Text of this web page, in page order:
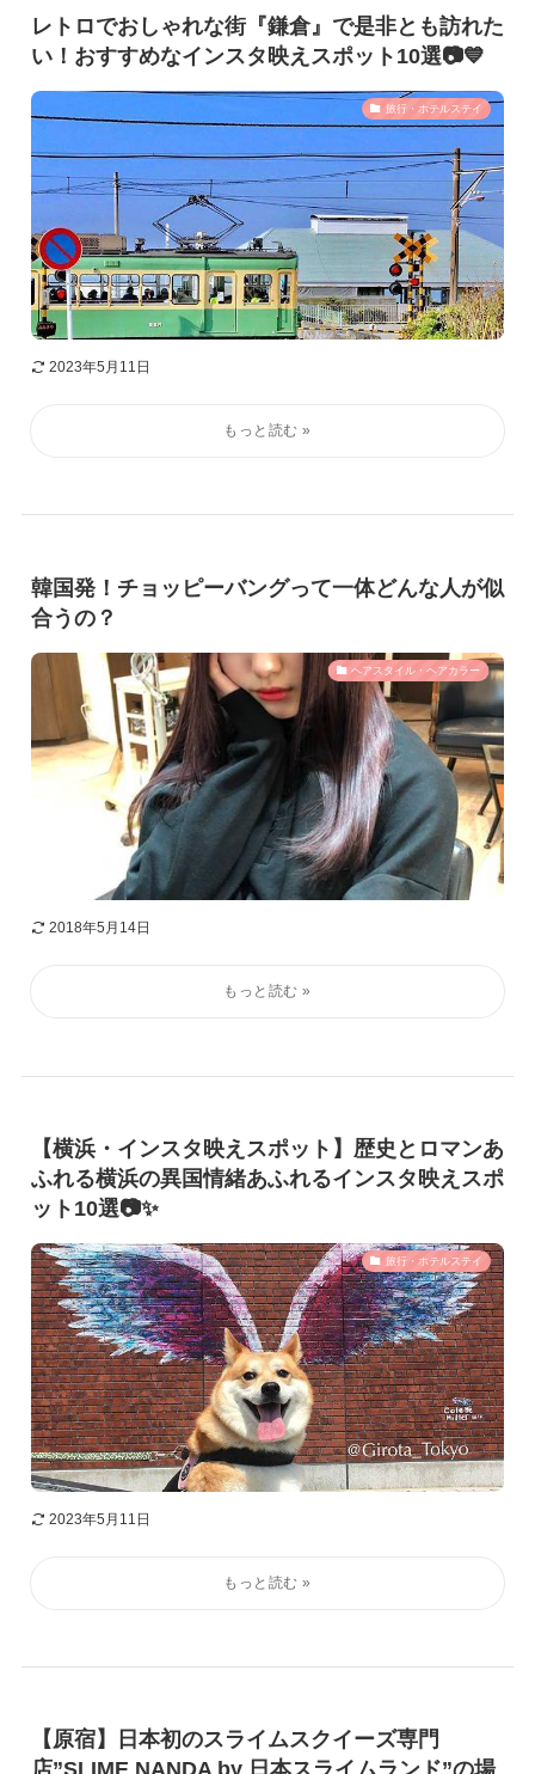
レトロでおしゃれな街『鎌倉』で是非とも訪れた
い！おすすめなインスタ映えスポット10選📷💙
旅行・ホテルステイ
2023年5月11日
韓国発！チョッピーバングって一体どんな人が似
合うの？
ヘアスタイル・ヘアカラー
2018年5月14日
【横浜・インスタ映えスポット】歴史とロマンあ
ふれる横浜の異国情緒あふれるインスタ映えスポ
ット10選📷✨
旅行・ホテルステイ
2023年5月11日
【原宿】日本初のスライムスクイーズ専門